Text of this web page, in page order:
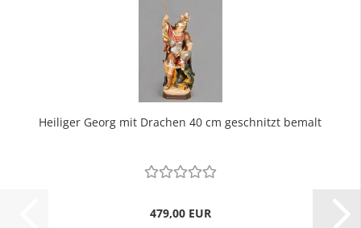
Heiliger Georg mit Drachen 40 cm geschnitzt bemalt
479,00 EUR